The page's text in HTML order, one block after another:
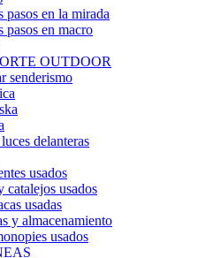
pasos en la mirada
pasos en macro
OUTDOOR
senderismo
delanteras
usados
catalejos usados
usadas
y almacenamiento
usados